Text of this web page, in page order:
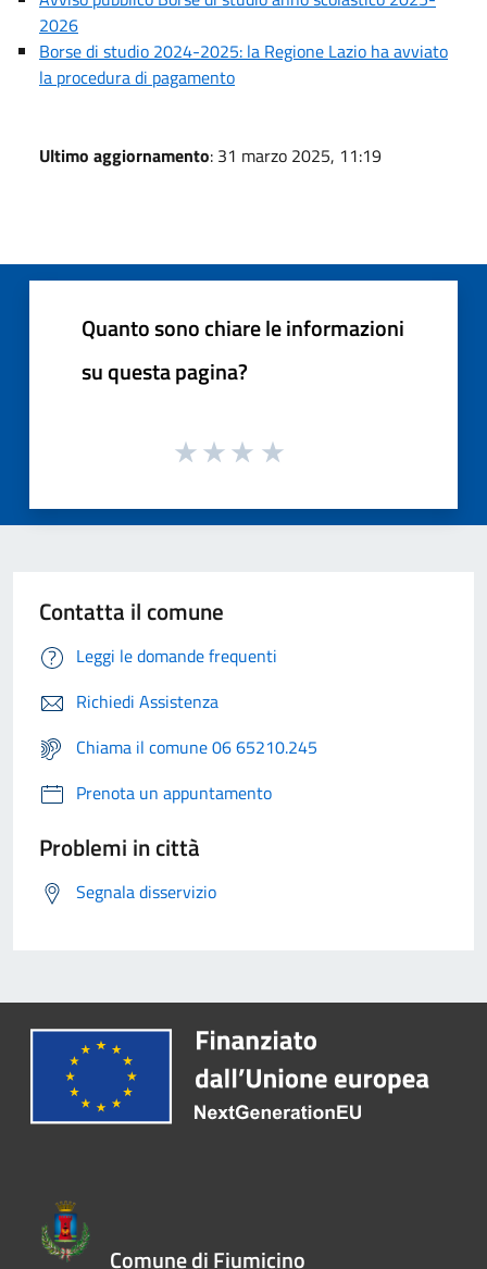
2026
Borse di studio 2024-2025: la Regione Lazio ha avviato
la procedura di pagamento
Ultimo aggiornamento: 31 marzo 2025, 11:19
Quanto sono chiare le informazioni
su questa pagina?
Contatta il comune
Leggi le domande frequenti
Richiedi Assistenza
Chiama il comune 06 65210.245
Prenota un appuntamento
Problemi in città
Segnala disservizio
Comune di Fiumicino